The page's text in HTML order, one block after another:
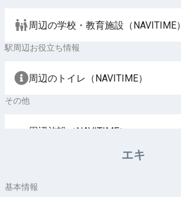
周辺の学校・教育施設（NAVITIME）
駅周辺お役立ち情報
周辺のトイレ（NAVITIME）
その他
周辺施設（NAVITIME）
エキ
基本情報